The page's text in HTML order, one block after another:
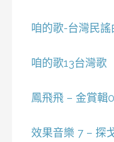
咱的歌-台灣民謠
咱的歌13台灣歌
鳳飛飛 – 金賞輯
效果音樂 7 – 探